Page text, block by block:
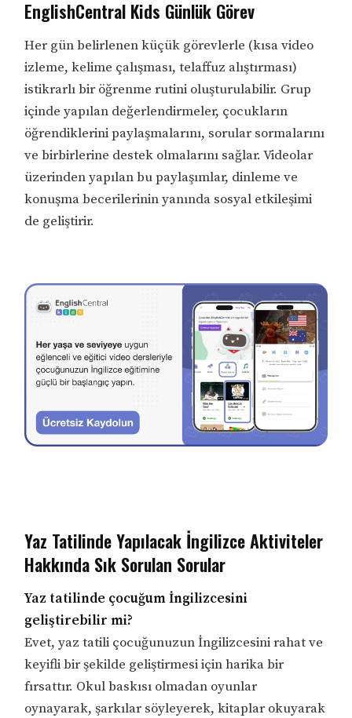
EnglishCentral Kids Günlük Görev
Her gün belirlenen küçük görevlerle (kısa video
izleme, kelime çalışması, telaffuz alıştırması)
istikrarlı bir öğrenme rutini oluşturulabilir. Grup
içinde yapılan değerlendirmeler, çocukların
öğrendiklerini paylaşmalarını, sorular sormalarını
ve birbirlerine destek olmalarını sağlar. Videolar
üzerinden yapılan bu paylaşımlar, dinleme ve
konuşma becerilerinin yanında sosyal etkileşimi
de geliştirir.
Yaz Tatilinde Yapılacak İngilizce Aktiviteler
Hakkında Sık Sorulan Sorular
Yaz tatilinde çocuğum İngilizcesini
geliştirebilir mi?
Evet, yaz tatili çocuğunuzun İngilizcesini rahat ve
keyifli bir şekilde geliştirmesi için harika bir
fırsattır. Okul baskısı olmadan oyunlar
oynayarak, şarkılar söyleyerek, kitaplar okuyarak